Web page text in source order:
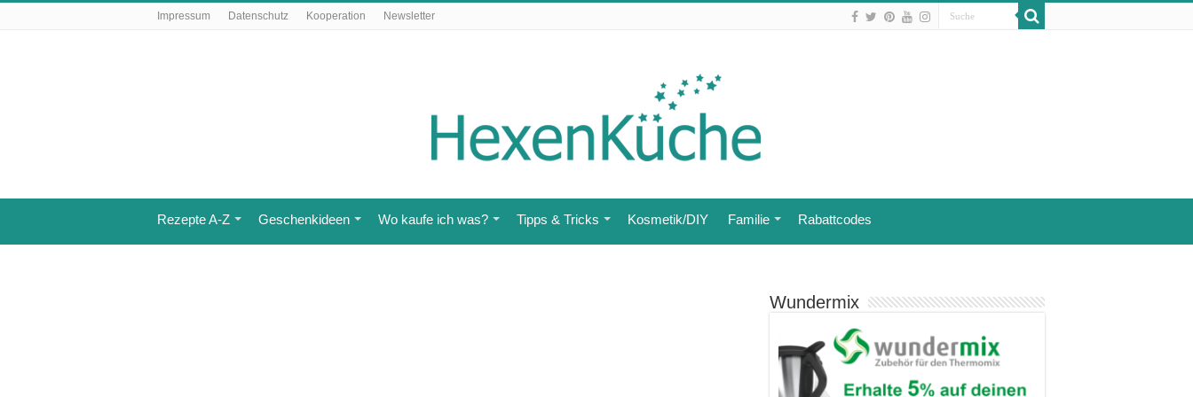
Impressum Datenschutz Kooperation Newsletter
Rezepte A-Z Geschenkideen Wo kaufe ich was? Tipps & Tricks Kosmetik/DIY Familie Rabattcodes
Wundermix